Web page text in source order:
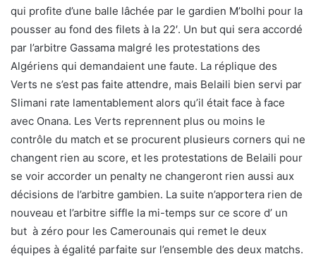
qui profite d’une balle lâchée par le gardien M’bolhi pour la
pousser au fond des filets à la 22′. Un but qui sera accordé
par l’arbitre Gassama malgré les protestations des
Algériens qui demandaient une faute. La réplique des
Verts ne s’est pas faite attendre, mais Belaili bien servi par
Slimani rate lamentablement alors qu’il était face à face
avec Onana. Les Verts reprennent plus ou moins le
contrôle du match et se procurent plusieurs corners qui ne
changent rien au score, et les protestations de Belaili pour
se voir accorder un penalty ne changeront rien aussi aux
décisions de l’arbitre gambien. La suite n’apportera rien de
nouveau et l’arbitre siffle la mi-temps sur ce score d’ un
but à zéro pour les Camerounais qui remet le deux
équipes à égalité parfaite sur l’ensemble des deux matchs.